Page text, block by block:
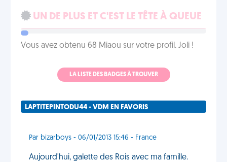
UN DE PLUS ET C'EST LE TÊTE À QUEUE
Vous avez obtenu 68 Miaou sur votre profil. Joli !
LA LISTE DES BADGES À TROUVER
LAPTITEPINTODU44 - VDM EN FAVORIS
Par bizarboys - 06/01/2013 15:46 - France
Aujourd'hui, galette des Rois avec ma famille.